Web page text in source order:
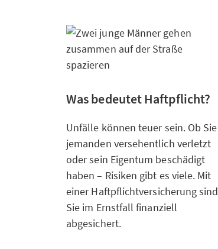
Was bedeutet Haftpflicht?
Unfälle können teuer sein. Ob Sie
jemanden versehentlich verletzt
oder sein Eigentum beschädigt
haben – Risiken gibt es viele. Mit
einer Haftpflichtversicherung sind
Sie im Ernstfall finanziell
abgesichert.